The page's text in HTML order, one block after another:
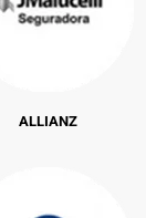
ALLIANZ